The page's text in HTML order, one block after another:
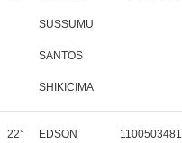
SUSSUMU
SANTOS
SHIKICIMA
22° EDSON 1100503481